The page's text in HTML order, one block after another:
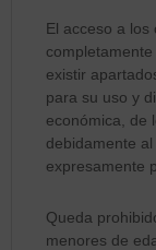
El acceso a los
existir
para su uso y
económica, de
debidamente
expresamente
Queda
menores de